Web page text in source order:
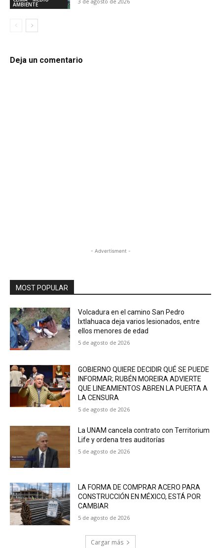
AMBIENTE
Deja un comentario
- Advertisment -
MOST POPULAR
Volcadura en el camino San Pedro
Ixtlahuaca deja varios lesionados, entre
ellos menores de edad
5 de agosto de 2026
GOBIERNO QUIERE DECIDIR QUÉ SE PUEDE
INFORMAR; RUBÉN MOREIRA ADVIERTE
QUE LINEAMIENTOS ABREN LA PUERTA A
LA CENSURA
5 de agosto de 2026
La UNAM cancela contrato con Territorium
Life y ordena tres auditorías
5 de agosto de 2026
LA FORMA DE COMPRAR ACERO PARA
CONSTRUCCIÓN EN MÉXICO, ESTÁ POR
CAMBIAR
5 de agosto de 2026
Cargar más